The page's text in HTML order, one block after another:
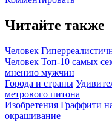
Читайте также
Человек
Человек Топ-10 самых
мнению мужчин
Города и страны
метрового питона
Изобретения Граффити
окрашивание